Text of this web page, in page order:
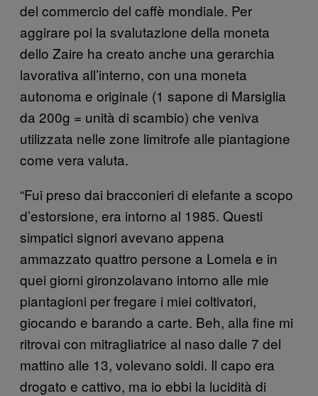
del commercio del caffè mondiale. Per
aggirare poi la svalutazione della moneta
dello Zaire ha creato anche una gerarchia
lavorativa all’interno, con una moneta
autonoma e originale (1 sapone di Marsiglia
da 200g = unità di scambio) che veniva
utilizzata nelle zone limitrofe alle piantagione
come vera valuta.
“Fui preso dai bracconieri di elefante a scopo
d’estorsione, era intorno al 1985. Questi
simpatici signori avevano appena
ammazzato quattro persone a Lomela e in
quei giorni gironzolavano intorno alle mie
piantagioni per fregare i miei coltivatori,
giocando e barando a carte. Beh, alla fine mi
ritrovai con mitragliatrice al naso dalle 7 del
mattino alle 13, volevano soldi. Il capo era
drogato e cattivo, ma io ebbi la lucidità di